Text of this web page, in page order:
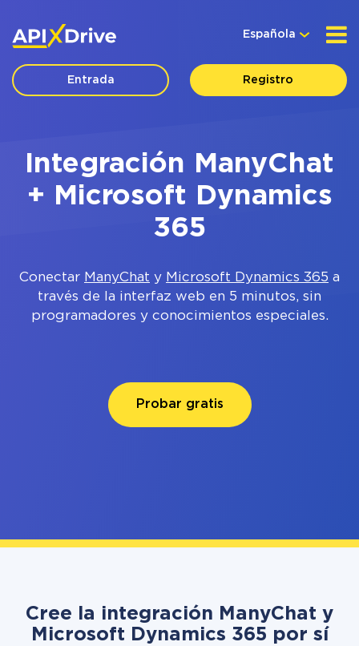
Española
Entrada Registro
Integración ManyChat
+ Microsoft Dynamics
365
Conectar ManyChat y Microsoft Dynamics 365 a
través de la interfaz web en 5 minutos, sin
programadores y conocimientos especiales.
Probar gratis
Cree la integración ManyChat y
Microsoft Dynamics 365 por sí